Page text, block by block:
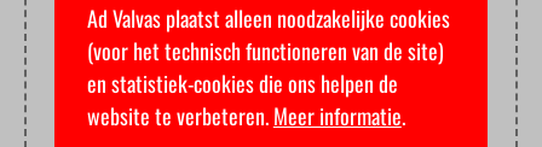
Ad Valvas plaatst alleen noodzakelijke cookies
(voor het technisch functioneren van de site)
en statistiek-cookies die ons helpen de
website te verbeteren.Meer informatie.